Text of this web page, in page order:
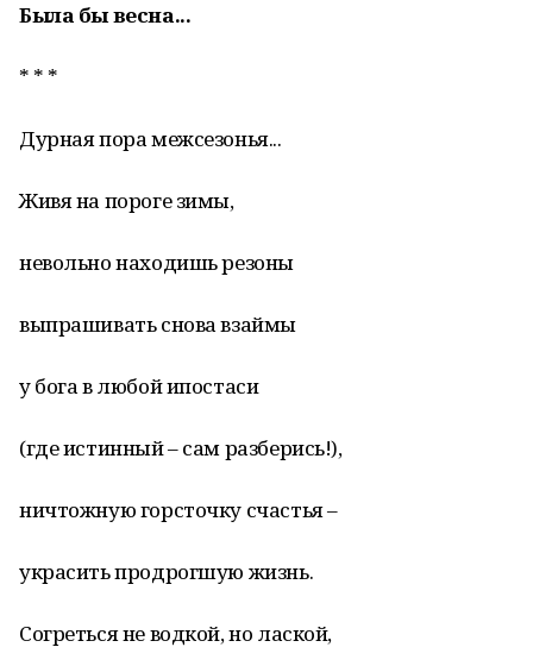
Была бы весна...
* * *
Дурная пора межсезонья...
Живя на пороге зимы,
невольно находишь резоны
выпрашивать снова взаймы
у бога в любой ипостаси
(где истинный – сам разберись!),
ничтожную горсточку счастья –
украсить продрогшую жизнь.
Согреться не водкой, но лаской,